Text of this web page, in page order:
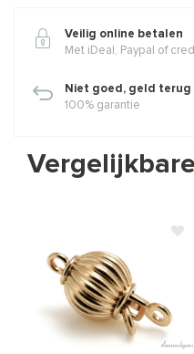
Veilig online betalen
Met iDeal, Paypal of
Niet goed, geld terug
100% garantie